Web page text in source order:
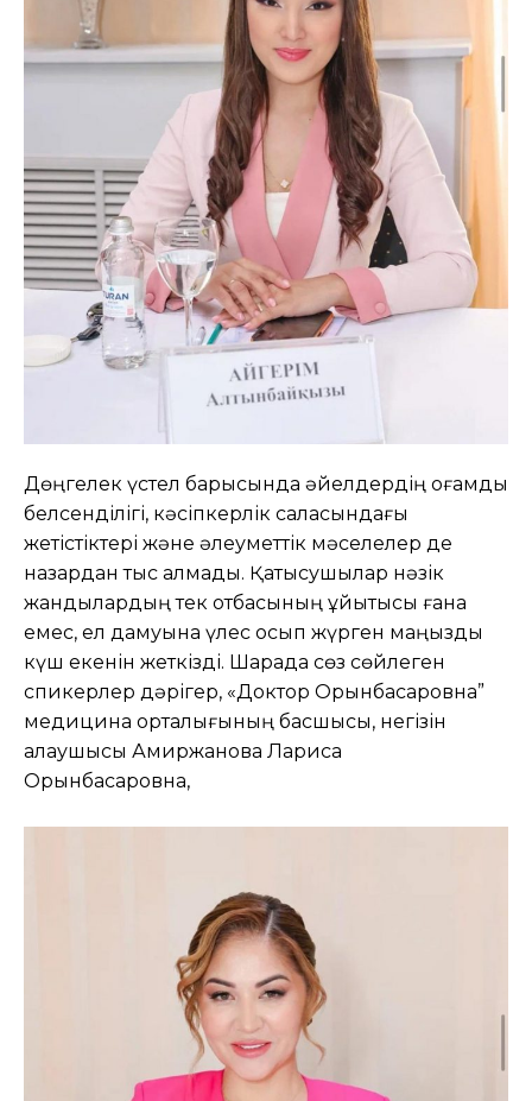
Дөңгелек үстел барысында әйелдердің қоғамдық
белсенділігі, кәсіпкерлік саласындағы
жетістіктері және әлеуметтік мәселелер де
назардан тыс қалмады. Қатысушылар нәзік
жандылардың тек отбасының ұйытқысы ғана
емес, ел дамуына үлес қосып жүрген маңызды
күш екенін жеткізді. Шарада сөз сөйлеген
спикерлер дәрігер, «Доктор Орынбасаровна”
медицина орталығының басшысы, негізін
қалаушысы Амиржанова Лариса
Орынбасаровна,